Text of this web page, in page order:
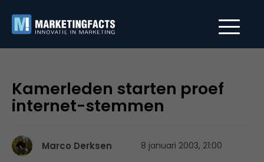
Kamerleden starten proef
internet-stemmen
Marco Derksen 8 januari 2003, 21:00